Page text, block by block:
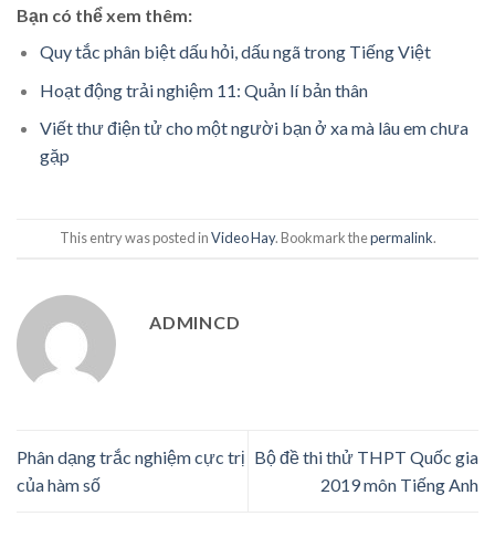
Bạn có thể xem thêm:
Quy tắc phân biệt dấu hỏi, dấu ngã trong Tiếng Việt
Hoạt động trải nghiệm 11: Quản lí bản thân
Viết thư điện tử cho một người bạn ở xa mà lâu em chưa
gặp
This entry was posted inVideo Hay. Bookmark thepermalink.
ADMINCD
Phân dạng trắc nghiệm cực trị
của hàm số
Bộ đề thi thử THPT Quốc gia
2019 môn Tiếng Anh